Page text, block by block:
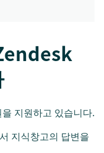
지원하고 있습니다.
지식창고의 답변을